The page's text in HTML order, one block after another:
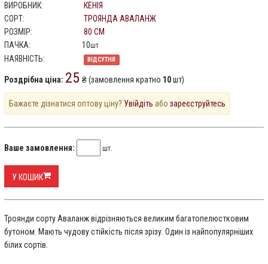
ВИРОБНИК:
КЕНІЯ
СОРТ:
ТРОЯНДА АВАЛАНЖ
РОЗМІР:
80 СМ
ПАЧКА:
10шт
НАЯВНІСТЬ: ВІДСУТНЯ
Роздрібна ціна: 25 ₴ (замовлення кратно 10шт)
Бажаєте дізнатися оптову ціну? Увійдіть або зареєструйтесь
Ваше замовлення: шт.
У КОШИК
Троянди сорту Аваланж відрізняються великим багатопелюстковим
бутоном. Мають чудову стійкість після зрізу. Один із найпопулярніших
білих сортів.